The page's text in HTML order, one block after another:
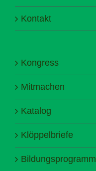
Kontakt
Kongress
Mitmachen
Katalog
Klöppelbriefe
Bildungsprogramm